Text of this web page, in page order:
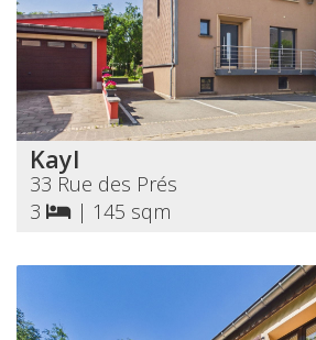
Kayl
33 Rue des Prés
3
| 145 sqm